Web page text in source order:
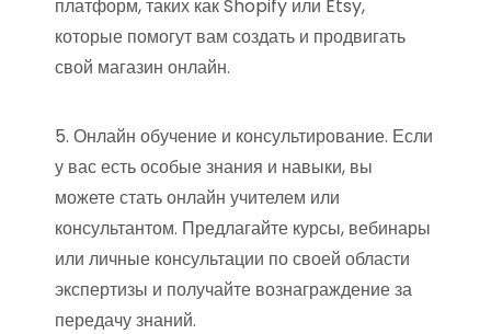
платформ, таких как Shopify или Etsy,
которые помогут вам создать и продвигать
свой магазин онлайн.
5. Онлайн обучение и консультирование. Если
у вас есть особые знания и навыки, вы
можете стать онлайн учителем или
консультантом. Предлагайте курсы, вебинары
или личные консультации по своей области
экспертизы и получайте вознаграждение за
передачу знаний.